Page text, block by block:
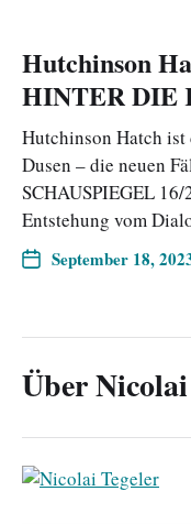
Hutchinson
HINTER DIE
Hutchinson Hatch ist
Dusen – die neuen
SCHAUSPIEGEL
Entstehung vom
September 18,
Über Nicolai